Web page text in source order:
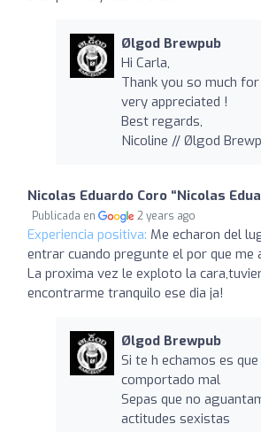
Ølgod Brewpub
Hi Carla,
Thank you so much
very appreciated !
Best regards,
Nicoline // Ølgod
Nicolas Eduardo Coro “Nicolas
Publicada en 2 years ago
Experiencia positiva: Me echaron del
entrar cuando pregunte el por que me
La proxima vez le exploto la
encontrarme tranquilo ese dia ja!
Ølgod Brewpub
Si te h echamos es
comportado mal
Sepas que no
actitudes sexistas